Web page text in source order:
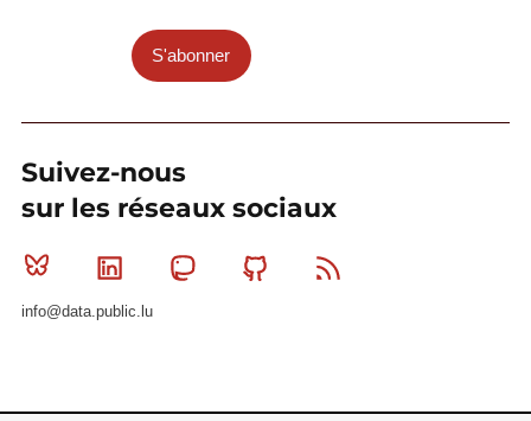
S'abonner
Suivez-nous
sur les réseaux sociaux
Bluesky Linkedin MastodonGithub
info@data.public.lu